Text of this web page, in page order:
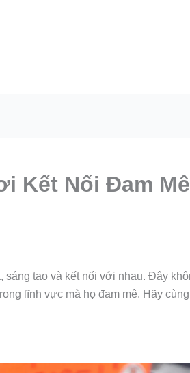
Kết Nối Đam
tạo và kết nối với nhau. Đây
lĩnh vực mà họ đam mê. Hãy